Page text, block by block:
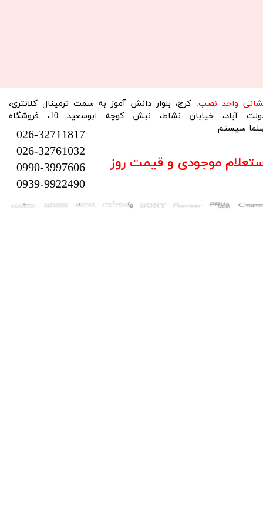
تمام حقوق این سایت متعلق به فروشگاه سلما سیستم می‌باشد.
واحد نصب: کرج، بلوار دانش آموز به سمت ترمینال کلانتری،
دولت آباد، خیابان نشاط، نبش کوچه ابوسعید 10، فروشگاه
سیستم​​​​​​​
026-32711817
026-32761032
0990-3997606
0939-9922490
موجودی و قیمت روز